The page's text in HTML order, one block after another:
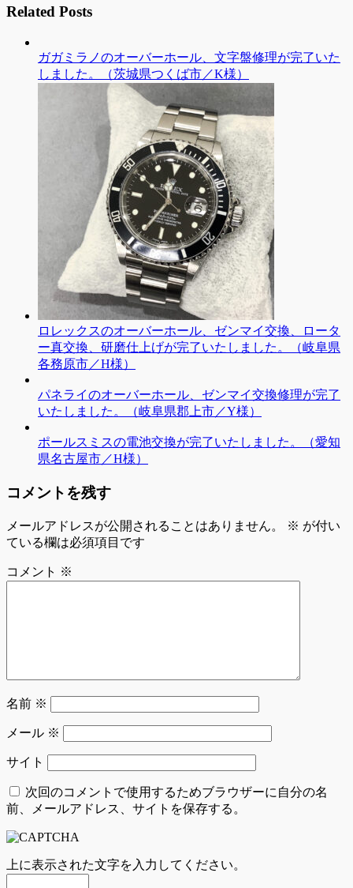
Related Posts
ガガミラノのオーバーホール、文字盤修理が完了いた
しました。（茨城県つくば市／K様）
ロレックスのオーバーホール、ゼンマイ交換、ロータ
ー真交換、研磨仕上げが完了いたしました。（岐阜県
各務原市／H様）
パネライのオーバーホール、ゼンマイ交換修理が完了
いたしました。（岐阜県郡上市／Y様）
ポールスミスの電池交換が完了いたしました。（愛知
県名古屋市／H様）
コメントを残す
メールアドレスが公開されることはありません。 ※ が付い
ている欄は必須項目です
コメント ※
名前 ※
メール ※
サイト
次回のコメントで使用するためブラウザーに自分の名
前、メールアドレス、サイトを保存する。
上に表示された文字を入力してください。